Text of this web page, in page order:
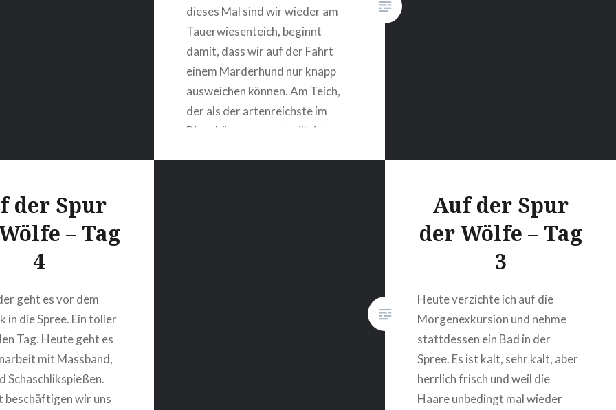
dieses Mal sind wir wieder am
Tauerwiesenteich, beginnt
damit, dass wir auf der Fahrt
einem Marderhund nur knapp
ausweichen können. Am Teich,
der als der artenreichste im
Biosphärenreservat gilt, ist es
der Spur
– Tag
4
geht es vor dem
in die Spree. Ein toller
Tag. Heute geht es
mit Massband,
Schaschlikspießen.
beschäftigen wir uns
Auf der Spur
der Wölfe – Tag
3
Heute verzichte ich auf die
Morgenexkursion und nehme
stattdessen ein Bad in der
Spree. Es ist kalt, sehr kalt, aber
herrlich frisch und weil die
Haare unbedingt mal wieder